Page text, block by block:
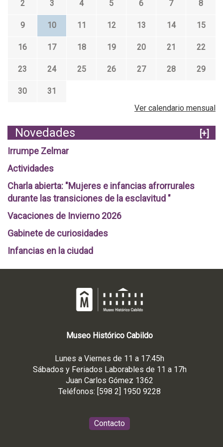
2 3 4 5 6 7 8
9 10 11 12 13 14 15
16 17 18 19 20 21 22
23 24 25 26 27 28 29
30
31
Ver calendario mensual
Novedades
[+]
Irrumpe Zelmar
Actividades
Charla abierta: "Mujeres e infancias afrorrurales
durante las transiciones de la esclavitud "
Vacaciones de Invierno 2026
Gabinete de curiosidades
Infancias en la ciudad
Museo Histórico Cabildo
Lunes a Viernes de 11 a 17:45h
Sábados y Feriados Laborables de 11 a 17h
Juan Carlos Gómez 1362
Teléfonos: [598 2] 1950 9228
Contacto